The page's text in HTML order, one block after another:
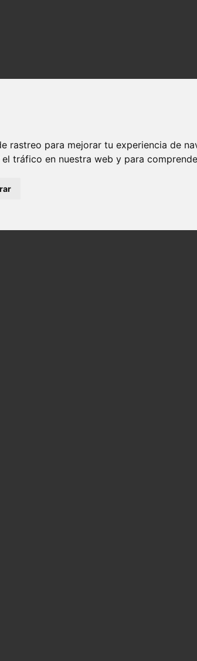
rastreo para mejorar tu experiencia de
tráfico en nuestra web y para